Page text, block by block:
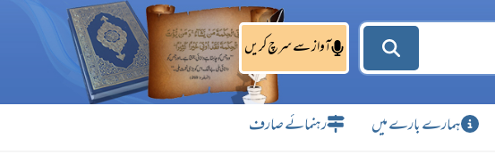
آواز سے سرچ کریں
ہمارے بارے میں رہنمائے صارف